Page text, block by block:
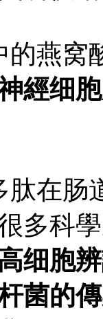
的燕窝
經细
肽在肠
多科
细胞
菌的